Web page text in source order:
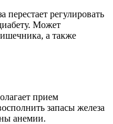
регулировать
Может
а также
прием
запасы железа
анемии.